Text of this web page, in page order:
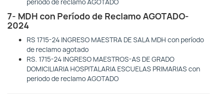
periodo de reclamo AGOTADO
7- MDH con Período de Reclamo AGOTADO-
2024
RS 1715-24 INGRESO MAESTRA DE SALA MDH con período
de reclamo agotado
RS. 1715-24 INGRESO MAESTROS-AS DE GRADO
DOMICILIARIA HOSPITALARIA ESCUELAS PRIMARIAS con
periodo de reclamo AGOTADO